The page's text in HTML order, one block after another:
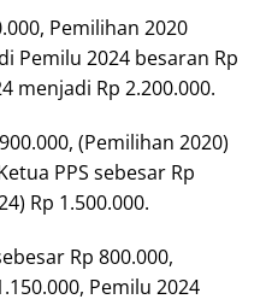
Pemilihan 2020
Pemilu 2024 besaran Rp
menjadi Rp 2.200.000.
(Pemilihan 2020)
PPS sebesar Rp
Rp 1.500.000.
Rp 800.000,
Pemilu 2024